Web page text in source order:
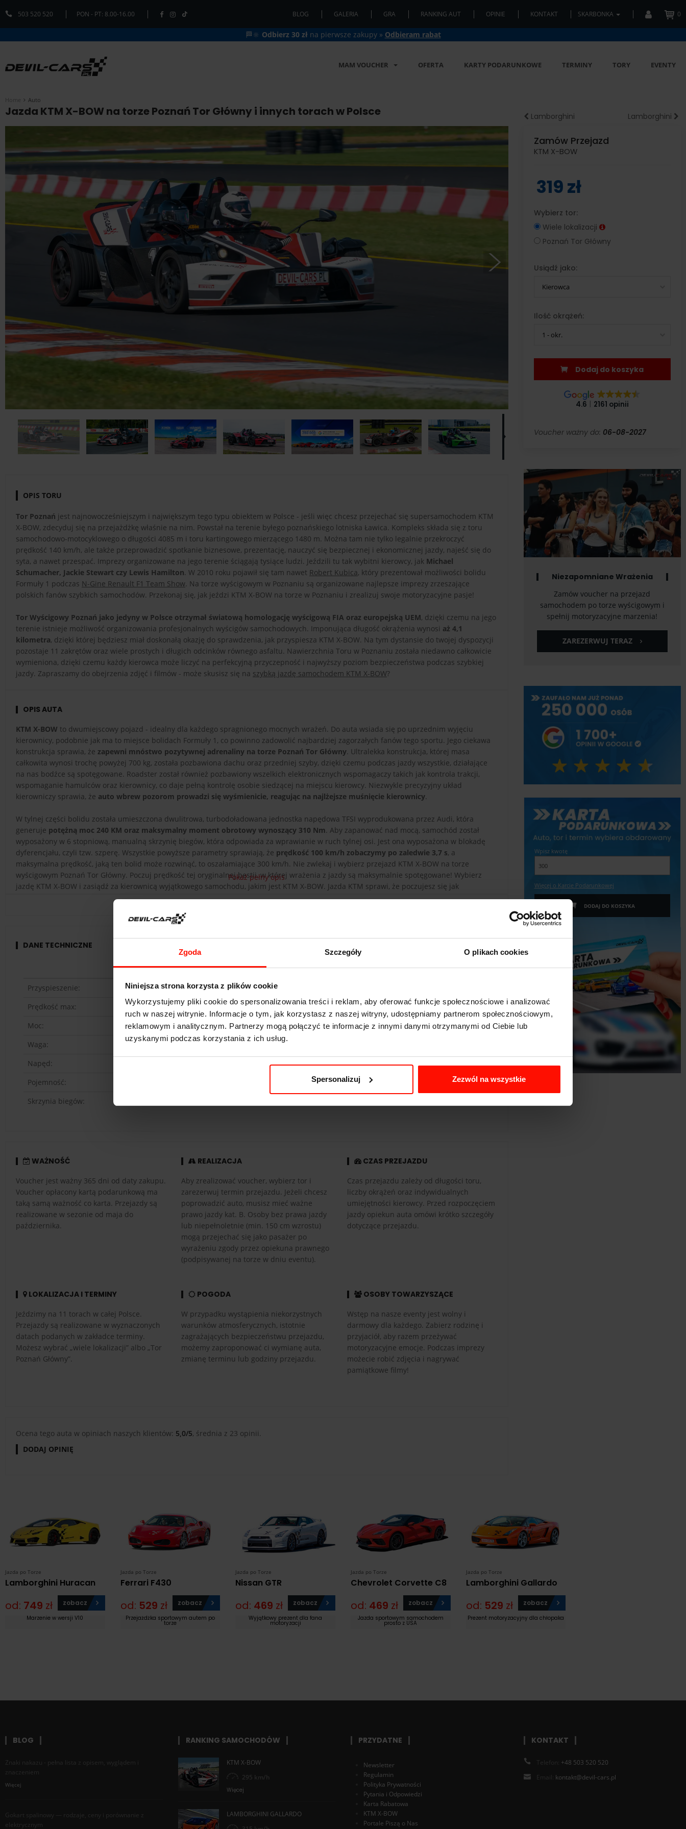
Zgoda Szczegóły O plikach cookies
Niniejsza strona korzysta z plików cookie
Wykorzystujemy pliki cookie do spersonalizowania treści i reklam, aby oferować funkcje społecznościowe i analizować
ruch w naszej witrynie. Informacje o tym, jak korzystasz z naszej witryny, udostępniamy partnerom społecznościowym,
reklamowym i analitycznym. Partnerzy mogą połączyć te informacje z innymi danymi otrzymanymi od Ciebie lub
uzyskanymi podczas korzystania z ich usług.
Spersonalizuj Zezwól na wszystkie
503 520 520 PON - PT: 8.00-16.00 BLOG GALERIA GRA RANKING AUT OPINIE KONTAKT SKARBONKA 0
🏁🔆 Odbierz 30 zł na pierwsze zakupy » Odbieram rabat
MAM VOUCHER OFERTA KARTY PODARUNKOWE TERMINY TORY EVENTY
Home Auto
Jazda KTM X-BOW na torze Poznań Tor Główny i innych torach w Polsce
OPIS TORU
Tor Poznań jest najnowocześniejszym i największym tego typu obiektem w Polsce - jeśli więc chcesz przejechać się supersamochodem KTM
X-BOW, zdecyduj się na przejażdżkę właśnie na nim. Powstał na terenie byłego poznańskiego lotniska Ławica. Kompleks składa się z toru
samochodowo-motocyklowego o długości 4085 m i toru kartingowego mierzącego 1480 m. Można tam nie tylko legalnie przekroczyć
prędkość 140 km/h, ale także przeprowadzić spotkanie biznesowe, prezentację, nauczyć się bezpiecznej i ekonomicznej jazdy, najeść się do
syta, a nawet przespać. Imprezy organizowane na jego terenie ściągają tysiące ludzi. Jeździli tu tak wybitni kierowcy, jak Michael
Schumacher, Jackie Stewart czy Lewis Hamilton. W 2010 roku pojawił się tam nawet Robert Kubica, który prezentował możliwości bolidu
Formuły 1 podczas N-Gine Renault F1 Team Show. Na torze wyścigowym w Poznaniu są organizowane najlepsze imprezy zrzeszające
polskich fanów szybkich samochodów. Przekonaj się, jak jeździ KTM X-BOW na torze w Poznaniu i zrealizuj swoje motoryzacyjne pasje!
Tor Wyścigowy Poznań jako jedyny w Polsce otrzymał światową homologację wyścigową FIA oraz europejską UEM, dzięki czemu na jego
terenie istnieje możliwość organizowania profesjonalnych wyścigów samochodowych. Imponująca długość okrążenia wynosi aż 4,1
kilometra, dzięki której będziesz miał doskonałą okazję do sprawdzenia, jak przyspiesza KTM X-BOW. Na tym dystansie do twojej dyspozycji
pozostaje 11 zakrętów oraz wiele prostych i długich odcinków równego asfaltu. Nawierzchnia Toru w Poznaniu została niedawno całkowicie
wymieniona, dzięki czemu każdy kierowca może liczyć na perfekcyjną przyczepność i najwyższy poziom bezpieczeństwa podczas szybkiej
jazdy. Zapraszamy do obejrzenia zdjęć i filmów - może skusisz się na szybką jazdę samochodem KTM X-BOW?
OPIS AUTA
KTM X-BOW to dwumiejscowy pojazd - idealny dla każdego spragnionego mocnych wrażeń. Do auta wsiada się po uprzednim wyjęciu
kierownicy, podobnie jak ma to miejsce bolidach Formuły 1, co powinno zadowolić najbardziej zagorzałych fanów tego sportu. Jego ciekawa
konstrukcja sprawia, że zapewni mnóstwo pozytywnej adrenaliny na torze Poznań Tor Główny. Ultralekka konstrukcja, której masa
całkowita wynosi trochę powyżej 700 kg, została pozbawiona dachu oraz przedniej szyby, dzięki czemu podczas jazdy wszystkie, działające
na nas bodźce są spotęgowane. Roadster został również pozbawiony wszelkich elektronicznych wspomagaczy takich jak kontrola trakcji,
wspomaganie hamulców oraz kierownicy, co daje pełną kontrolę osobie siedzącej na miejscu kierowcy. Niezwykle precyzyjny układ
kierowniczy sprawia, że auto wbrew pozorom prowadzi się wyśmienicie, reagując na najlżejsze muśnięcie kierownicy.
W tylnej części bolidu została umieszczona dwulitrowa, turbodoładowana jednostka napędowa TFSI wyprodukowana przez Audi, która
generuje potężną moc 240 KM oraz maksymalny moment obrotowy wynoszący 310 Nm. Aby zapanować nad mocą, samochód został
wyposażony w 6 stopniową, manualną skrzynię biegów, która odpowiada za wprawianie w ruch tylnej osi. Jest ona wyposażona w blokadę
dyferencjału, czyli tzw. szperę. Wszystkie powyższe parametry sprawiają, że prędkość 100 km/h zobaczymy po zaledwie 3,7 s, a
maksymalna prędkość, jaką ten bolid może rozwinąć, to oszałamiające 300 km/h. Nie zwlekaj i wybierz przejazd KTM X-BOW na torze
wyścigowym Poznań Tor Główny. Poczuj prędkość tej oryginalnej bestii, w której wrażenia z jazdy są maksymalnie spotęgowane! Wybierz
jazdę KTM X-BOW i zasiądź za kierownicą wyjątkowego samochodu, jakim jest KTM X-BOW. Jazda KTM sprawi, że poczujesz się jak
prawdziwy kierowca bolidu wyścigowego. Voucher naprzejazd tym samochodem po torze Poznań Tor Główny będzie także doskonałym
Pokaż pełny opis
DANE TECHNICZNE
KTM X-BOW
Przyspieszenie:
3.9s do 100 km/h
Prędkość max:
220km/h
Moc:
240KM
Waga:
740kg
Napęd:
Pojemność:
Skrzynia biegów:
WAŻNOŚĆ
Voucher jest ważny 365 dni od daty zakupu.
Voucher opłacony kartą podarunkową ma
taką samą ważność co karta. Przejazdy są
realizowane w sezonie od maja do
października.
REALIZACJA
Aby zrealizować voucher, wybierz tor i
zarezerwuj termin przejazdu. Jeżeli chcesz
poprowadzić auto, musisz mieć ważne
prawo jazdy kat. B. Osoby bez prawa jazdy
lub niepełnoletnie (min. 150 cm wzrostu)
mogą przejechać się jako pasażer po
wyrażeniu zgody przez opiekuna prawnego
(podpisywanej na torze w dniu eventu).
CZAS PRZEJAZDU
Czas przejazdu zależy od długości toru,
liczby okrążeń oraz indywidualnych
umiejętności kierowcy. Przed rozpoczęciem
jazdy opiekun auta omówi krótko szczegóły
dotyczące przejazdu.
LOKALIZACJA I TERMINY
Jeździmy na 11 torach w całej Polsce.
Przejazdy są realizowane w wyznaczonych
datach podanych w zakładce terminy.
Możesz wybrać „wiele lokalizacji” albo „Tor
Poznań Główny”.
POGODA
W przypadku wystąpienia niekorzystnych
warunków atmosferycznych, istotnie
zagrażających bezpieczeństwu przejazdu,
możemy zaproponować ci wymianę auta,
zmianę terminu lub godziny przejazdu.
OSOBY TOWARZYSZĄCE
Wstęp na nasze eventy jest wolny i
darmowy dla każdego. Zabierz rodzinę i
przyjaciół, aby razem przeżywać
motoryzacyjne emocje. Podczas imprezy
możecie robić zdjęcia i nagrywać
pamiątkowe filmy!
Ocena tego auta w opiniach naszych klientów: 5,0/5, średnia z 23 opinii.
DODAJ OPINIĘ
Lamborghini Lamborghini
Zamów Przejazd
KTM X-BOW
319 zł
Wybierz tor:
Wiele lokalizacji
Poznań Tor Główny
Usiądź jako:
Kierowca
Ilość okrążeń:
1 - okr.
Dodaj do koszyka
4.6 2161 opinii
Voucher ważny do: 06-08-2027
Niezapomniane Wrażenia
Zamów voucher na przejazd
samochodem po torze wyścigowym i
spełnij motoryzacyjne marzenia!
ZAREZERWUJ TERAZ
Wpisz kwotę
Więcej o Karcie Podarunkowej
DODAJ DO KOSZYKA
Jazda po Torze
Lamborghini Huracan
od: 749 zł zobacz
Marzenie w wersji V10
Jazda po Torze
Ferrari F430
od: 529 zł zobacz
Przejażdżka sportowym autem po
torze
Jazda po Torze
Nissan GTR
od: 469 zł zobacz
Wyjątkowy prezent dla fana
motoryzacji
Jazda po Torze
Chevrolet Corvette C8
od: 469 zł zobacz
Jazda sportowym samochodem
prosto z USA
Jazda po Torze
Lamborghini Gallardo
od: 529 zł zobacz
Prezent motoryzacyjny dla chłopaka
BLOG
Znaki nakazu - pełna lista z opisem, wyglądem i
znaczeniem
Więcej
Gokart spalinowy — rodzaje, ceny i porównanie z
elektrycznym
RANKING SAMOCHODÓW
KTM X-BOW
295 km/h
Więcej
LAMBORGHINI GALLARDO
PRZYDATNE
Newsletter
Regulamin
Polityka Prywatności
Pytania i Odpowiedzi
Karta Rabatowa
KTM X-BOW
Portale Piszą o Nas
KONTAKT
Telefon: +48 503 520 520
Email: kontakt@devil-cars.pl